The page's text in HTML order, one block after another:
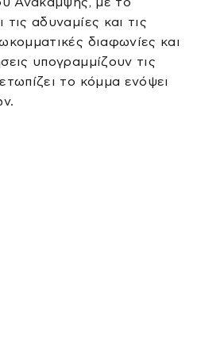
αδυναμίες και τις
διαφωνίες και
υπογραμμίζουν τις
το κόμμα ενόψει